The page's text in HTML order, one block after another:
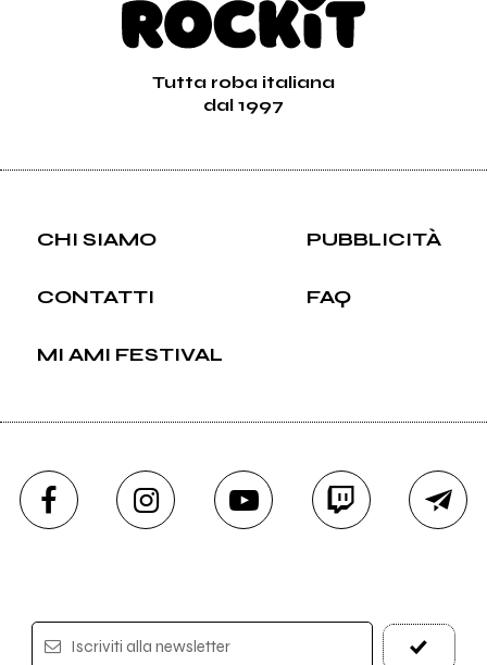
Tutta roba italiana
dal 1997
CHI SIAMO PUBBLICITÀ
CONTATTI FAQ
MI AMI FESTIVAL
Iscriviti alla newsletter